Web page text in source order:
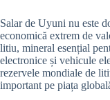
Salar de Uyuni nu este
economică extrem de
litiu, mineral esențial
electronice și vehicule
rezervele mondiale de
important pe piața